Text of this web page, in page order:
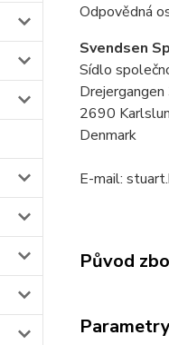
Odpovědná
Svendsen
Sídlo
2690
Denmark
E-mail:
Původ